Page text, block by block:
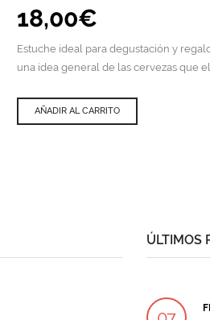
18,00€
Estuche ideal para degustación y
una idea general de las cervezas que
AÑADIR AL CARRITO
ÚLTIMOS